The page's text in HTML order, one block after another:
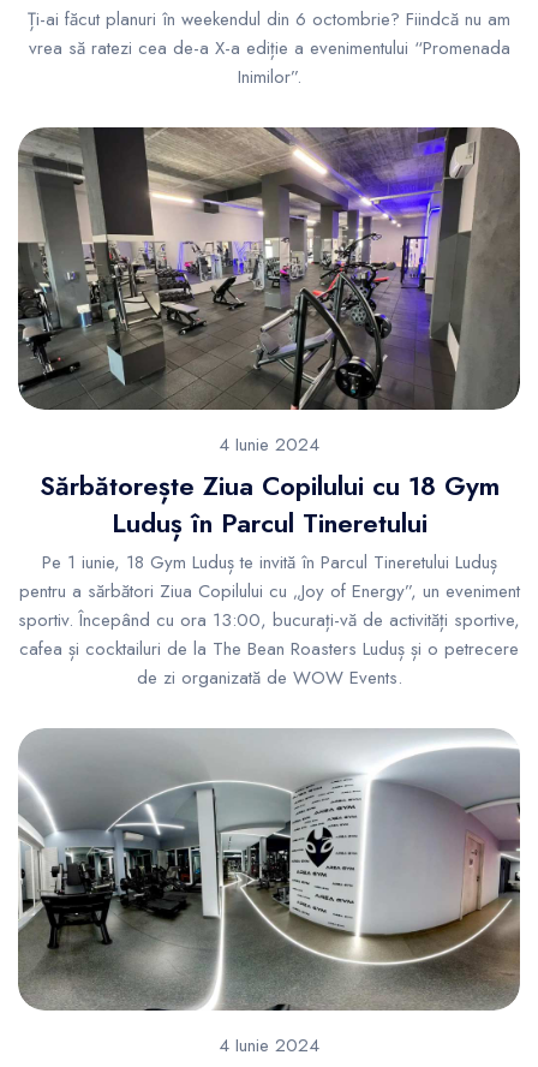
Ți-ai făcut planuri în weekendul din 6 octombrie? Fiindcă nu am
vrea să ratezi cea de-a X-a ediție a evenimentului “Promenada
Inimilor”.
4 Iunie 2024
Sărbătorește Ziua Copilului cu 18 Gym
Luduș în Parcul Tineretului
Pe 1 iunie, 18 Gym Luduș te invită în Parcul Tineretului Luduș
pentru a sărbători Ziua Copilului cu „Joy of Energy”, un eveniment
sportiv. Începând cu ora 13:00, bucurați-vă de activități sportive,
cafea și cocktailuri de la The Bean Roasters Luduș și o petrecere
de zi organizată de WOW Events.
4 Iunie 2024